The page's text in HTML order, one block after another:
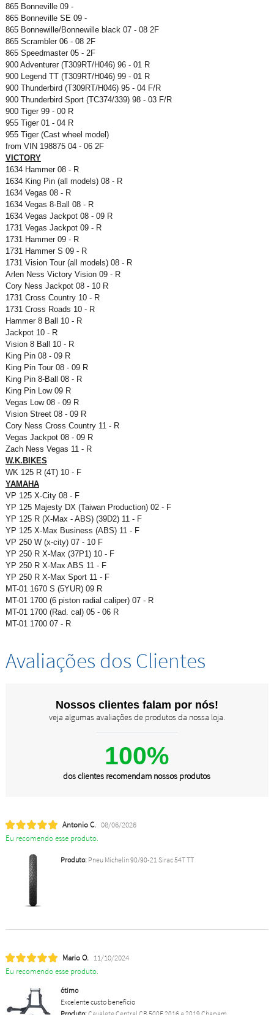
865 Bonneville 09 -
865 Bonneville SE 09 -
865 Bonnewille/Bonnewille black 07 - 08 2F
865 Scrambler 06 - 08 2F
865 Speedmaster 05 - 2F
900 Adventurer (T309RT/H046) 96 - 01 R
900 Legend TT (T309RT/H046) 99 - 01 R
900 Thunderbird (T309RT/H046) 95 - 04 F/R
900 Thunderbird Sport (TC374/339) 98 - 03 F/R
900 Tiger 99 - 00 R
955 Tiger 01 - 04 R
955 Tiger (Cast wheel model)
from VIN 198875 04 - 06 2F
VICTORY
1634 Hammer 08 - R
1634 King Pin (all models) 08 - R
1634 Vegas 08 - R
1634 Vegas 8-Ball 08 - R
1634 Vegas Jackpot 08 - 09 R
1731 Vegas Jackpot 09 - R
1731 Hammer 09 - R
1731 Hammer S 09 - R
1731 Vision Tour (all models) 08 - R
Arlen Ness Victory Vision 09 - R
Cory Ness Jackpot 08 - 10 R
1731 Cross Country 10 - R
1731 Cross Roads 10 - R
Hammer 8 Ball 10 - R
Jackpot 10 - R
Vision 8 Ball 10 - R
King Pin 08 - 09 R
King Pin Tour 08 - 09 R
King Pin 8-Ball 08 - R
King Pin Low 09 R
Vegas Low 08 - 09 R
Vision Street 08 - 09 R
Cory Ness Cross Country 11 - R
Vegas Jackpot 08 - 09 R
Zach Ness Vegas 11 - R
W.K.BIKES
WK 125 R (4T) 10 - F
YAMAHA
VP 125 X-City 08 - F
YP 125 Majesty DX (Taiwan Production) 02 - F
YP 125 R (X-Max - ABS) (39D2) 11 - F
YP 125 X-Max Business (ABS) 11 - F
VP 250 W (x-city) 07 - 10 F
YP 250 R X-Max (37P1) 10 - F
YP 250 R X-Max ABS 11 - F
YP 250 R X-Max Sport 11 - F
MT-01 1670 S (5YUR) 09 R
MT-01 1700 (6 piston radial caliper) 07 - R
MT-01 1700 (Rad. cal) 05 - 06 R
MT-01 1700 07 - R
Avaliações dos Clientes
Nossos clientes falam por nós!
veja algumas avaliações de produtos da nossa loja.
100%
dos clientes recomendam nossos produtos
Antonio C. 08/06/2026
Eu recomendo esse produto.
Produto:Pneu Michelin 90/90-21 Sirac 54T TT
Mario O. 11/10/2024
Eu recomendo esse produto.
ótimo
Excelente custo benefício